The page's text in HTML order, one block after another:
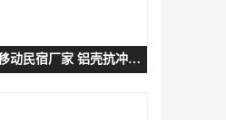
移动民宿厂家 铝壳抗冲击耐腐